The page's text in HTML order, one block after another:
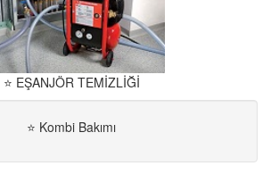
⭐ EŞANJÖR TEMİZLİĞİ
⭐ Kombi Bakımı